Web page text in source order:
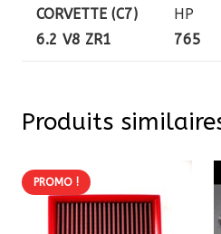
CORVETTE (C7)
6.2 V8 ZR1
HP
765
Produits
PROMO !